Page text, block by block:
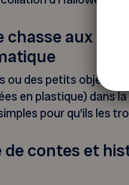
aux
des petits objets
en plastique) dans
pour qu’ils les
de contes et